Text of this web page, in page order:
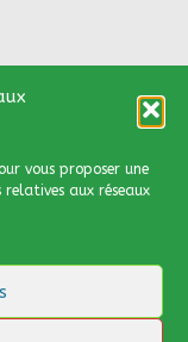
vous proposer une
aux réseaux